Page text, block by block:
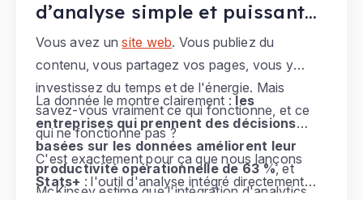
d’analyse simple et puissant
pour comprendre les
performances de votre site
Vous avez unsite web. Vous publiez du
contenu, vous partagez vos pages, vous y
investissez du temps et de l'énergie. Mais
savez-vous vraiment ce qui fonctionne, et ce
qui ne fonctionne pas ?
La donnée le montre clairement :les
entreprises qui prennent des décisions
basées sur les données améliorent leur
productivité opérationnelle de 63 %, et
McKinsey estime que l'intégration d'analytics
C'est exactement pour ça que nous lançons
Stats+ : l'outil d'analyse intégré directement